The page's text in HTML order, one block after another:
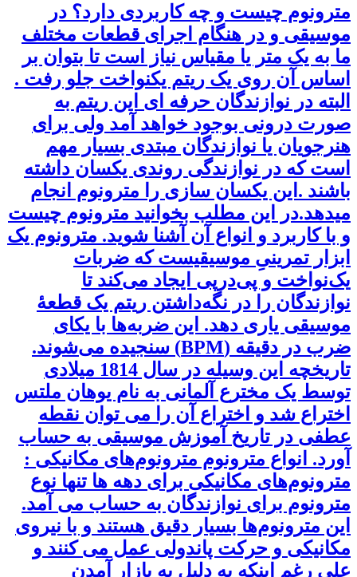
مترونوم چیست و چه کاربردی دارد؟ در
موسیقی و در هنگام اجرای قطعات مختلف
ما به یک متر یا مقیاس نیاز است تا بتوان بر
اساس آن روی یک ریتم یکنواخت جلو رفت .
البته در نوازندگان حرفه ای این ریتم به
صورت درونی بوجود خواهد آمد ولی برای
هنرجویان یا نوازندگان مبتدی بسیار مهم
است که در نوازندگی روندی یکسان داشته
باشند .این یکسان سازی را مترونوم انجام
میدهد.در این مطلب بخوانید مترونوم چیست
و با کاربرد و انواع آن آشنا شوید. مترونوم یک
ابزار تمرینیِ موسیقیست که ضربات
یک‌نواخت و پی‌درپی ایجاد می‌کند تا
نوازندگان را در نگه‌داشتن ریتم یک قطعهٔ
موسیقی یاری دهد. این ضربه‌ها با یکای
ضرب در دقیقه (BPM) سنجیده می‌شوند.
تاریخچه این وسیله در سال 1814 میلادی
توسط یک مخترع آلمانی به نام یوهان ملتس
اختراع شد و اختراع آن را می توان نقطه
عطفی در تاریخ آموزش موسیقی به حساب
آورد. انواع مترونوم مترونوم‌های مکانیکی :
مترونوم‌های مکانیکی برای دهه ها تنها نوع
مترونوم برای نوازندگان به حساب می آمد.
این مترونوم‌ها بسیار دقیق هستند و با نیروی
مکانیکی و حرکت پاندولی عمل می کنند و
علی رغم اینکه به دلیل به بازار آمدن